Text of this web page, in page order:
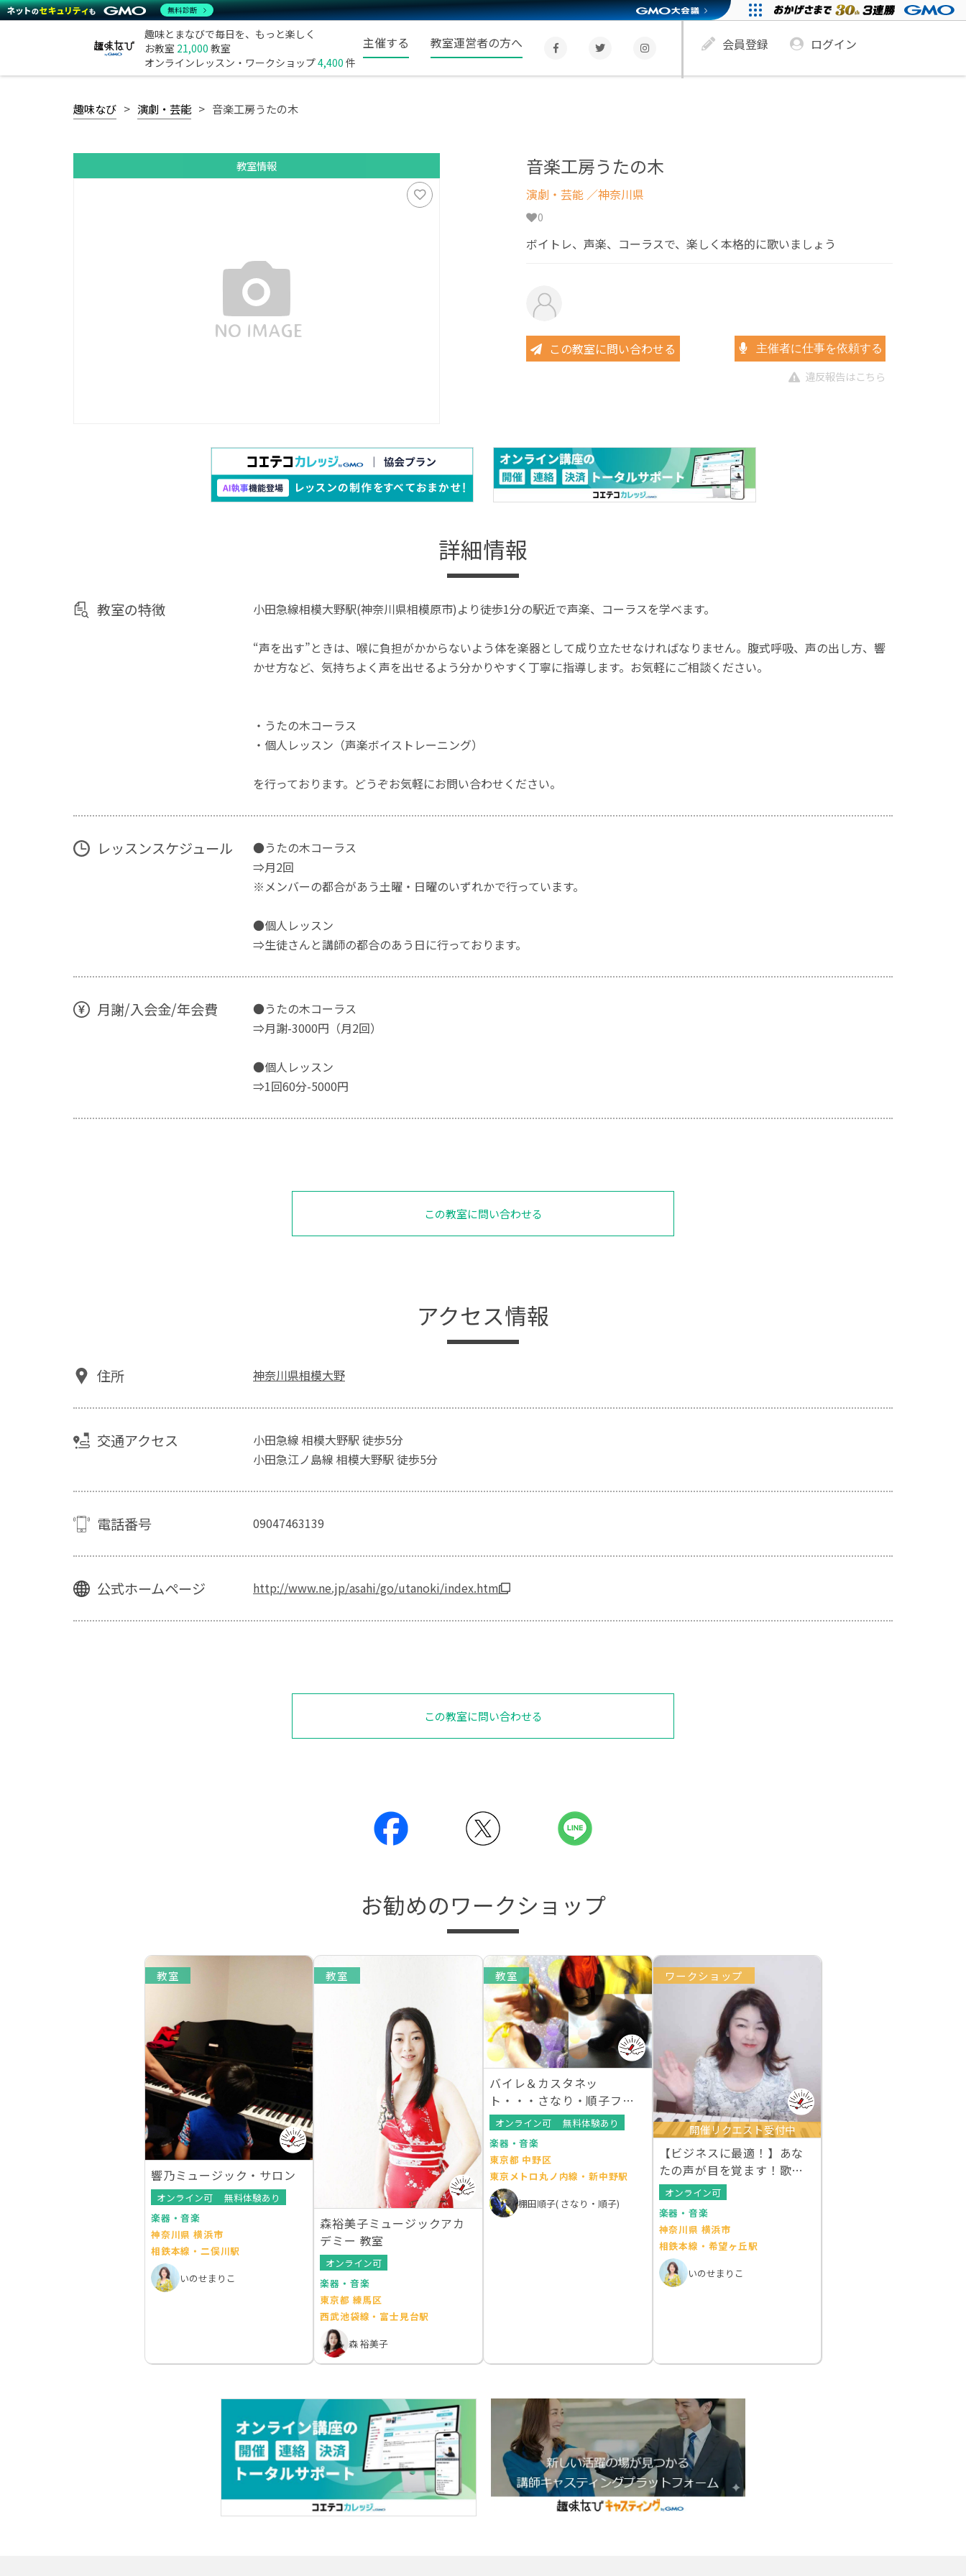
趣味とまなびで毎日を、もっと楽しく
お教室 21,000 教室
オンラインレッスン・ワークショップ4,400 件
主催する 教室運営者の方へ 会員登録 ログイン
趣味なび 演劇・芸能 音楽工房うたの木
教室情報 音楽工房うたの木
演劇・芸能 ／神奈川県
0
ボイトレ、声楽、コーラスで、楽しく本格的に歌いましょう
この教室に問い合わせる 主催者に仕事を依頼する
違反報告はこちら
詳細情報
教室の特徴 小田急線相模大野駅(神奈川県相模原市)より徒歩1分の駅近で声楽、コーラスを学べます。
“声を出す”ときは、喉に負担がかからないよう体を楽器として成り立たせなければなりません。腹式呼吸、声の出し方、響
かせ方など、気持ちよく声を出せるよう分かりやすく丁寧に指導します。お気軽にご相談ください。
・うたの木コーラス
・個人レッスン（声楽ボイストレーニング）
を行っております。どうぞお気軽にお問い合わせください。
レッスンスケジュール
●うたの木コーラス
⇒月2回
※メンバーの都合があう土曜・日曜のいずれかで行っています。
●個人レッスン
⇒生徒さんと講師の都合のあう日に行っております。
月謝/入会金/年会費
●うたの木コーラス
⇒月謝-3000円（月2回）
●個人レッスン
⇒1回60分-5000円
この教室に問い合わせる
アクセス情報
住所 神奈川県相模大野
交通アクセス
小田急線 相模大野駅 徒歩5分
小田急江ノ島線 相模大野駅 徒歩5分
電話番号 09047463139
公式ホームページ http://www.ne.jp/asahi/go/utanoki/index.htm
この教室に問い合わせる
お勧めのワークショップ
教室
響乃ミュージック・サロン
オンライン可
無料体験あり
楽器・音楽
神奈川県 横浜市
相鉄本線・二俣川駅
いのせまりこ
教室
森裕美子ミュージックアカ
デミー 教室
オンライン可
楽器・音楽
東京都 練馬区
西武池袋線・富士見台駅
森 裕美子
教室
バイレ＆カスタネッ
ト・・・さなり・順子フラ
メンコ教室 (中野教室)
オンライン可
無料体験あり
楽器・音楽
東京都 中野区
東京メトロ丸ノ内線・新中野駅
棚田順子( さなり・順子)
ワークショップ
開催リクエスト受付中
【ビジネスに最適！】あな
たの声が目を覚ます！歌わ
ないボイストレーニング
オンライン可
楽器・音楽
神奈川県 横浜市
相鉄本線・希望ヶ丘駅
いのせまりこ
無料診断